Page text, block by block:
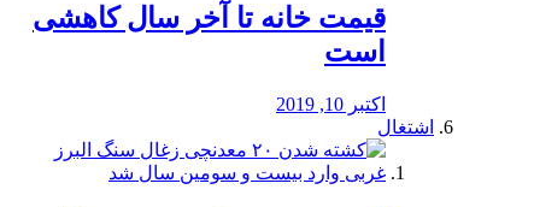
قیمت خانه تا آخر سال کاهشی
است
اکتبر 10, 2019
اشتغال